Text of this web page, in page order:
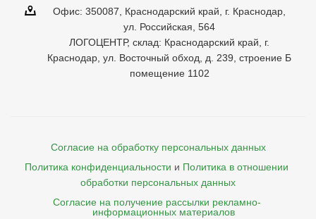
Офис: 350087, Краснодарский край, г. Краснодар,
ул. Российская, 564
ЛОГОЦЕНТР, склад: Краснодарский край, г.
Краснодар, ул. Восточный обход, д. 239, строение Б
помещение 1102
Согласие на обработку персональных данных
Политика конфиденциальности и Политика в отношении
обработки персональных данных
Согласие на получение рассылки рекламно-
    информационных материалов